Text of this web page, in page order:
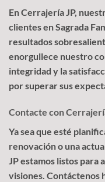
En Cerrajería JP,
clientes en Sagrada
resultados
enorgullece nuestro
integridad y la
por superar sus
Contacte con
Ya sea que esté
renovación o una
JP estamos listos para
visiones. Contáctenos